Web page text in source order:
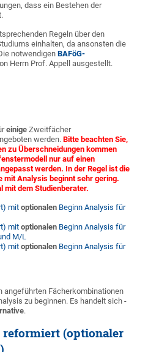
dass ein Bestehen der
Regeln über den
einhalten, da ansonsten die
notwendigen BAFöG-
Herrn Prof. Appell ausgestellt.
einige Zweitfächer
werden. Bitte beachten Sie,
zu Überschneidungen kommen
nur auf einen
werden. In der Regel ist die
mit Analysis beginnt sehr gering.
mit dem Studienberater.
mit optionalen Beginn Analysis für
mitoptionalen Beginn Analysis für
M/L
mitoptionalen Beginn Analysis für
angeführten Fächerkombinationen
zu beginnen. Es handelt sich -
.
(optionaler